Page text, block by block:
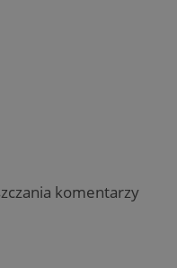
komentarzy